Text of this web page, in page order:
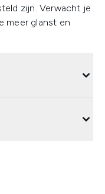
zijn. Verwacht je
meer glanst en